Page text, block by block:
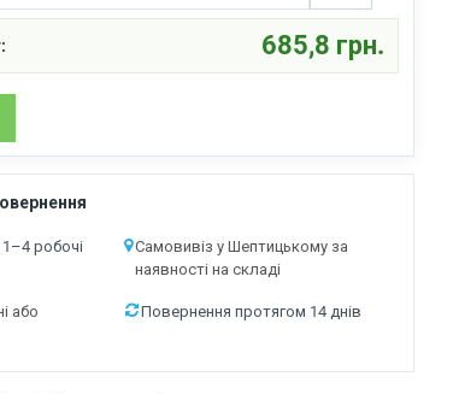
685,8 грн.
робочі
Самовивіз у Шептицькому за
наявності на складі
або
Повернення протягом 14 днів